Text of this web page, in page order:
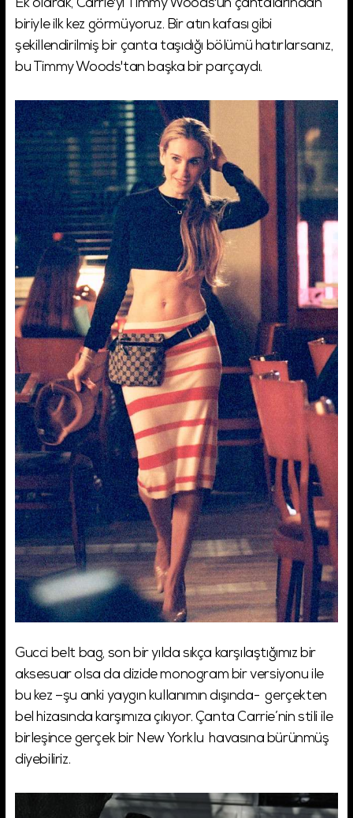
Ek olarak, Carrie'yi Timmy Woods'un çantalarından
biriyle ilk kez görmüyoruz. Bir atın kafası gibi
şekillendirilmiş bir çanta taşıdığı bölümü hatırlarsanız,
bu Timmy Woods'tan başka bir parçaydı.
Gucci belt bag, son bir yılda sıkça karşılaştığımız bir
aksesuar olsa da dizide monogram bir versiyonu ile
bu kez –şu anki yaygın kullanımın dışında- gerçekten
bel hizasında karşımıza çıkıyor. Çanta Carrie’nin stili ile
birleşince gerçek bir New Yorklu havasına bürünmüş
diyebiliriz.